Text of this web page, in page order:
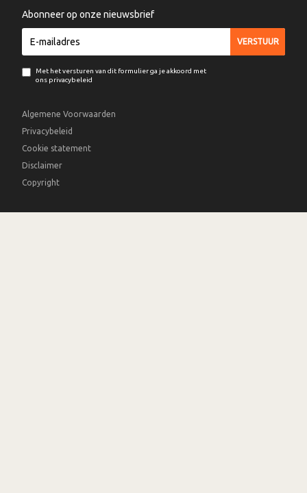
Abonneer op onze nieuwsbrief
Met het versturen van dit formulier ga je akkoord met
ons privacybeleid
Algemene Voorwaarden
Privacybeleid
Cookie statement
Disclaimer
Copyright